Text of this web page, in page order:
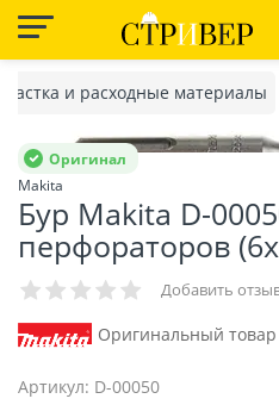
и расходные материалы
Оригинал
Makita
Бур Makita D-
перфораторов
Добавить
Оригинальный товар
Артикул: D-00050